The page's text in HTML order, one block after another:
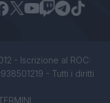
- Iscrizione al ROC:
- Tutti i diritti